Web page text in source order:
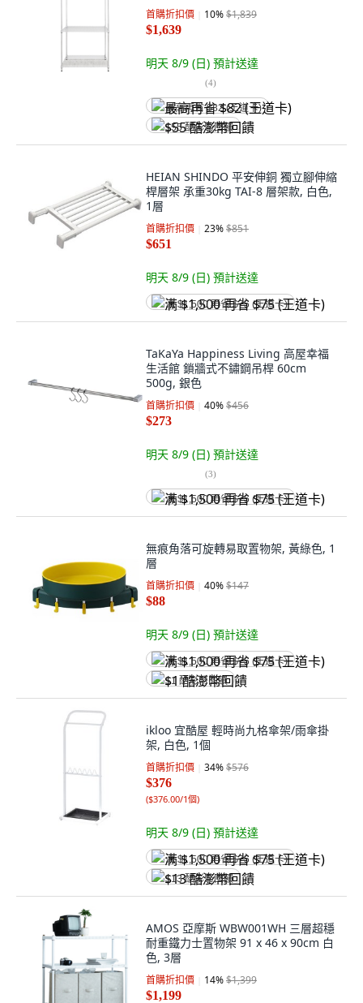
首購折扣價 10%$1,839
$1,639
明天 8/9 (日) 預計送達
(4)
最高再省 $82 (王道卡)
$55 酷澎幣回饋
HEIAN SHINDO 平安伸銅 獨立腳伸縮
桿層架 承重30kg TAI-8 層架款, 白色,
1層
首購折扣價 23%$851
$651
明天 8/9 (日) 預計送達
满 $1,500 再省 $75 (王道卡)
TaKaYa Happiness Living 高屋幸福
生活館 鎖牆式不鏽鋼吊桿 60cm
500g, 銀色
首購折扣價 40%$456
$273
明天 8/9 (日) 預計送達
(3)
满 $1,500 再省 $75 (王道卡)
無痕角落可旋轉易取置物架, 黃綠色, 1
層
首購折扣價 40%$147
$88
明天 8/9 (日) 預計送達
满 $1,500 再省 $75 (王道卡)
$1 酷澎幣回饋
ikloo 宜酷屋 輕時尚九格傘架/雨傘掛
架, 白色, 1個
首購折扣價 34%$576
$376
($376.00/1個)
明天 8/9 (日) 預計送達
满 $1,500 再省 $75 (王道卡)
$13 酷澎幣回饋
AMOS 亞摩斯 WBW001WH 三層超穩
耐重鐵力士置物架 91 x 46 x 90cm 白
色, 3層
首購折扣價 14%$1,399
$1,199